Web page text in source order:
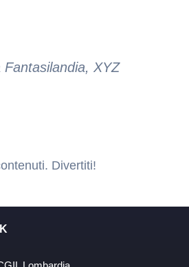
XYZ
Divertiti!